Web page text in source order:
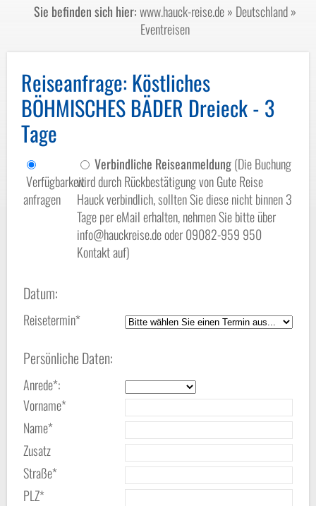
Sie befinden sich hier:www.hauck-reise.de» Deutschland»
Eventreisen
Reiseanfrage: Köstliches
BÖHMISCHES BÄDER Dreieck - 3
Tage
Verfügbarkeit
anfragen
Verbindliche Reiseanmeldung(Die Buchung
wird durch Rückbestätigung von Gute Reise
Hauck verbindlich, sollten Sie diese nicht binnen 3
Tage per eMail erhalten, nehmen Sie bitte über
info@hauckreise.de oder 09082-959 950
Kontakt auf)
Datum:
Reisetermin*
Persönliche Daten:
Anrede*:
Vorname*
Name*
Zusatz
Straße*
PLZ*